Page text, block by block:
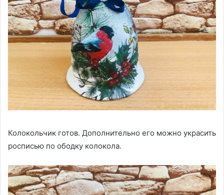
Колокольчик готов. Дополнительно его можно украсить
росписью по ободку колокола.